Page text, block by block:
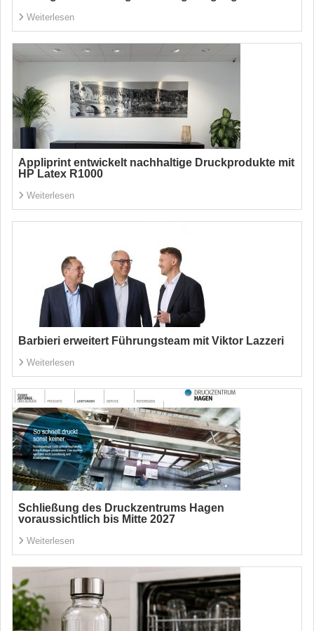
Weiterlesen
Appliprint entwickelt nachhaltige Druckprodukte mit
HP Latex R1000
Weiterlesen
Barbieri erweitert Führungsteam mit Viktor Lazzeri
Weiterlesen
Schließung des Druckzentrums Hagen
voraussichtlich bis Mitte 2027
Weiterlesen